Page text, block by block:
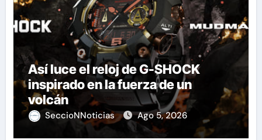
Así luce el reloj de G-SHOCK
inspirado en la fuerza de un
volcán
SeccioNNoticias Ago 5, 2026